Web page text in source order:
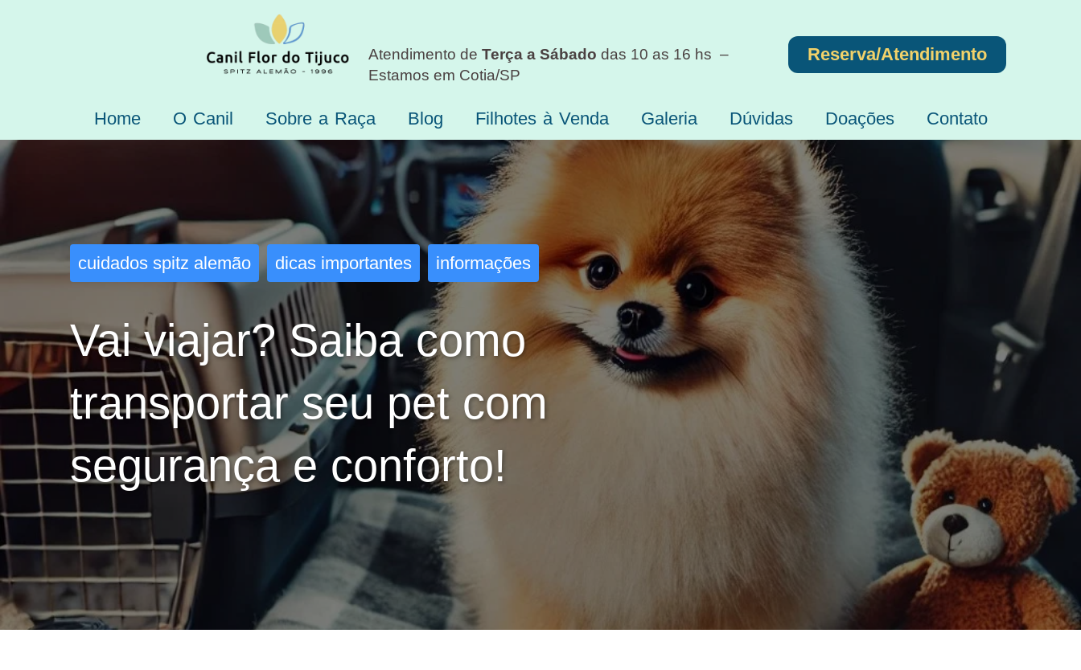
Atendimento de Terça a Sábado das 10 as 16 hs –
Estamos em Cotia/SP
Reserva/Atendimento
Home O Canil Sobre a Raça Blog Filhotes à Venda Galeria Dúvidas Doações Contato
cuidados spitz alemão dicas importantes informações
Vai viajar? Saiba como
transportar seu pet com
segurança e conforto!